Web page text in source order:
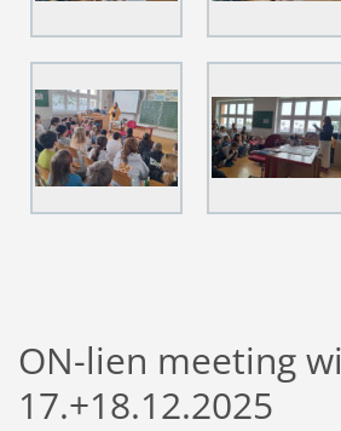
ON-lien meeting
17.+18.12.2025